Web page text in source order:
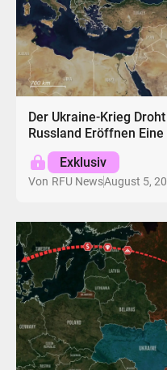
Der Ukraine-Krieg
Russland Eröffnen
Exklusiv
Von RFU NewsAugust 5,